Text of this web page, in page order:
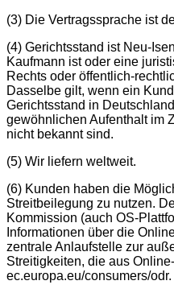
(3) Die Vertragssprache ist
(4) Gerichtsstand ist Neu-
Kaufmann ist oder eine
Rechts oder öffentlich-
Dasselbe gilt, wenn ein
Gerichtsstand in
gewöhnlichen Aufenthalt im
nicht bekannt sind.
(5) Wir liefern weltweit.
(6) Kunden haben die
Streitbeilegung zu nutzen.
Kommission (auch OS-
Informationen über die
zentrale Anlaufstelle zur
Streitigkeiten, die aus
ec.europa.eu/consumers/odr.